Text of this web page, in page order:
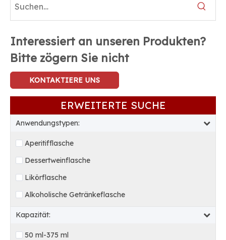
Interessiert an unseren Produkten?
Bitte zögern Sie nicht
KONTAKTIERE UNS
ERWEITERTE SUCHE
Anwendungstypen:
Aperitifflasche
Dessertweinflasche
Likörflasche
Alkoholische Getränkeflasche
Kapazität:
50 ml-375 ml